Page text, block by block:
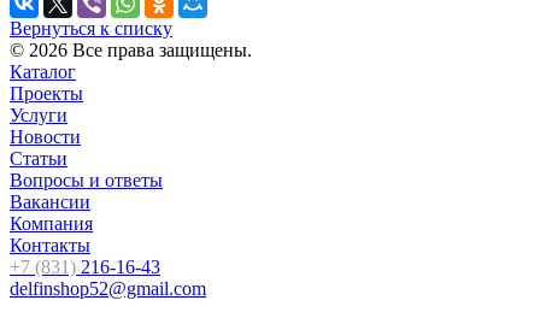
Вернуться к списку
© 2026 Все права защищены.
Каталог
Проекты
Услуги
Новости
Статьи
Вопросы и ответы
Вакансии
Компания
Контакты
+7 (831) 216-16-43
delfinshop52@gmail.com